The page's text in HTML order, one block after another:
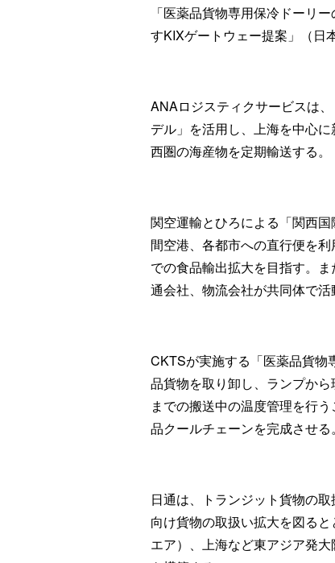
「医薬品貨物専用保冷ドーリ
すKIXゲートウェー提案」（日
ANAロジスティクサービスは
デル」を活用し、上海を中心
西圏の海産物を定期輸送する。
関空運輸とひろによる「関西
間空港、各都市への直行便を
での食品輸出拡大を目指す。
通会社、物流会社が共同体で活
CKTSが実施する「医薬品貨物
品貨物を取り卸し、ランプか
までの搬送中の温度管理を行
品クールチェーンを完成させる。
日通は、トランジット貨物の
向け貨物の取扱い拡大を図る
エア）、上海など東アジア発